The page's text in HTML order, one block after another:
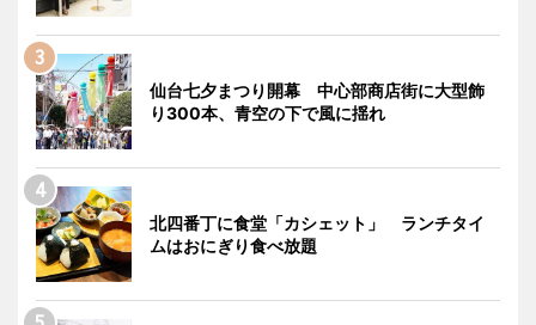
仙台七夕まつり開幕 中心部商店街に大型飾
り300本、青空の下で風に揺れ
北四番丁に食堂「カシェット」 ランチタイ
ムはおにぎり食べ放題